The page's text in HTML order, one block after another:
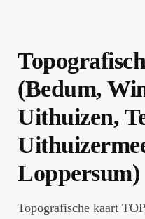
(Bedum,
Uithuizen,
Loppersum)
Topografische kaart